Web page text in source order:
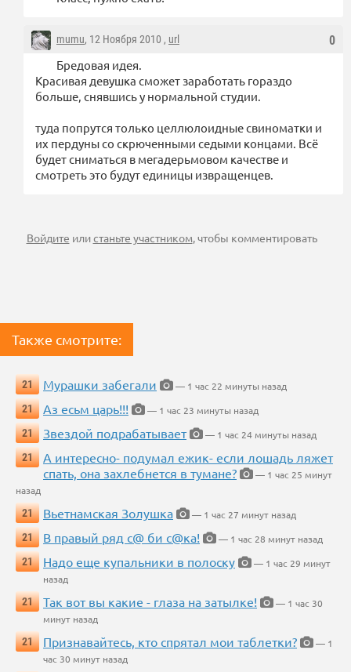
0
mumu, 12 Ноября 2010 , url
Бредовая идея.
Красивая девушка сможет заработать гораздо
больше, снявшись у нормальной студии.
туда попрутся только целлюлоидные свиноматки и
их пердуны со скрюченными седыми концами. Всё
будет сниматься в мегадерьмовом качестве и
смотреть это будут единицы извращенцев.
Войдите илистаньте участником, чтобы комментировать
Также смотрите:
21 Мурашки забегали
— 1 час 22 минуты назад
21
Аз есьм царь!!!
— 1 час 23 минуты назад
21
Звездой подрабатывает
— 1 час 24 минуты назад
21
А интересно- подумал ежик- если лошадь ляжет
спать, она захлебнется в тумане?
— 1 час 25 минут
назад
21
Вьетнамская Золушка
— 1 час 27 минут назад
21
В правый ряд с@ би с@ка!
— 1 час 28 минут назад
21
Надо еще купальники в полоску
— 1 час 29 минут
назад
21
Так вот вы какие - глаза на затылке!
— 1 час 30
минут назад
21
Признавайтесь, кто спрятал мои таблетки?
— 1
час 30 минут назад